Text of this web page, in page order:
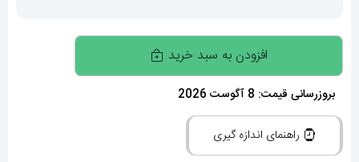
ساعت
مچی
زنانه
کارتیر
افزودن به سبد خرید
بروزرسانی قیمت: 8 آگوست 2026
راهنمای اندازه گیری